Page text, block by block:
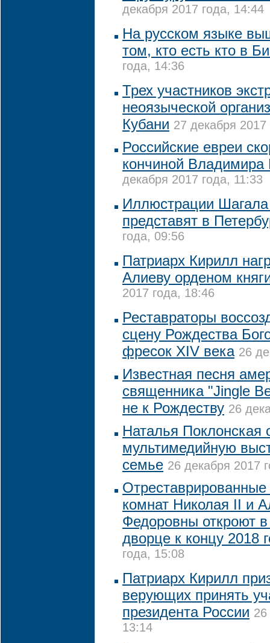
декабря 2017 года, 14:44
На русском языке
том, кто есть кто в
года, 14:36
Трех участников
неоязыческой
Кубани 27 декабря 2017
Российские евреи
кончиной Владимира
декабря 2017 года, 11:33
Иллюстрации
представят в
года, 09:56
Патриарх Кирилл
Алиеву орденом
2017 года, 18:46
Реставраторы
сцену Рождества
фресок XIV века 26
Известная песня
священника "Jingle
не к Рождеству 26
Наталья Поклонская
мультимедийную
семье 26 декабря 2017
комнат Николая II и
Федоровны откроют
дворце к концу 2018
года, 15:08
Патриарх Кирилл
верующих принять
президента России 26
13:14